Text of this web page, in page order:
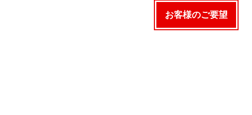
お客様のご要望